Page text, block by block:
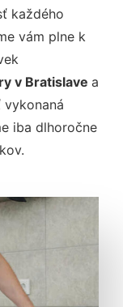
každého
vám plne k
v Bratislave a
iba dlhoročne